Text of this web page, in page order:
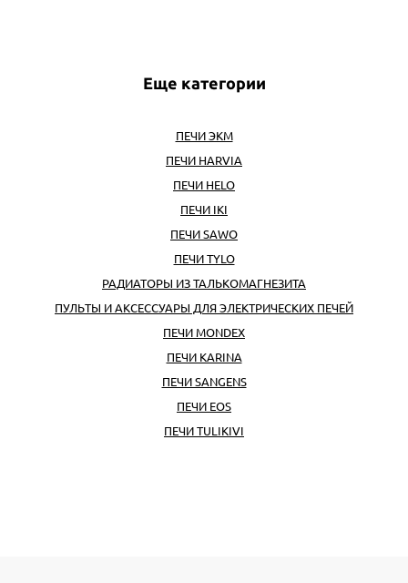
Еще категории
ПЕЧИ ЭКМ
ПЕЧИ HARVIA
ПЕЧИ HELO
ПЕЧИ IKI
ПЕЧИ SAWO
ПЕЧИ TYLO
РАДИАТОРЫ ИЗ ТАЛЬКОМАГНЕЗИТА
ПУЛЬТЫ И АКСЕССУАРЫ ДЛЯ ЭЛЕКТРИЧЕСКИХ ПЕЧЕЙ
ПЕЧИ MONDEX
ПЕЧИ KARINA
ПЕЧИ SANGENS
ПЕЧИ EOS
ПЕЧИ TULIKIVI